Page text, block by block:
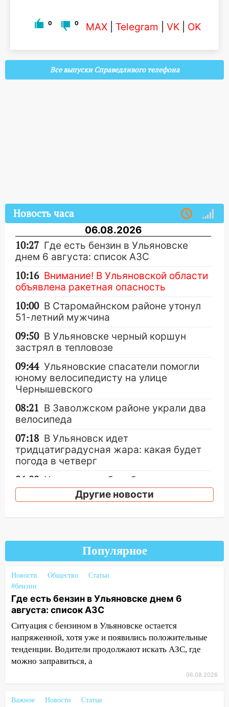
0 0 MAX Telegram VK OK
Все выпуски Справедливого телефона
Новость часа
06.08.2026
10:27 Где есть бензин в Ульяновске
днем 6 августа: список АЗС
10:16 Внимание! В Ульяновской области
объявлена ракетная опасность
10:00 В Старомайнском районе утонул
51-летний мужчина
09:50 В Ульяновске черный коршун
застрял в тепловозе
09:44 Ульяновские спасатели помогли
юному велосипедисту на улице
Чернышевского
08:21 В Заволжском районе украли два
велосипеда
07:18 В Ульяновск идет
тридцатиградусная жара: какая будет
погода в четверг
06:00 Четыре года борьбы: ульяновские
юристы помогли женщине засудить УК
за плесень на стенах
прочность
05.08.2026
22:58
Соцсети: на проспекте Тюленева
ДТП с мотоциклистом
20:22 Мошенники обманули 92-летнюю
жительницу Ульяновской области
19:14 Житель Ульяновской области
подвез троих незнакомцев на трассе и
заработал уголовное дело
Прогноз погоды на 6 августа в
Другие новости
Популярное
Новости Общество
Статьи
#бензин
Где есть бензин в Ульяновске днем 6
августа: список АЗС
Ситуация с бензином в Ульяновске остается
напряженной, хотя уже и появились положительные
тенденции. Водители продолжают искать АЗС, где
можно заправиться, а
06.08.2026
Важное Новости Статьи